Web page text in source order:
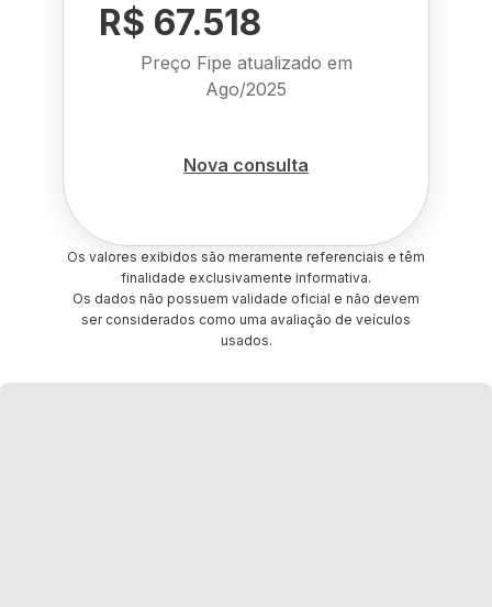
R$ 67.518
Preço Fipe atualizado em
Ago/2025
Nova consulta
Os valores exibidos são meramente referenciais e têm
finalidade exclusivamente informativa.
Os dados não possuem validade oficial e não devem
ser considerados como uma avaliação de veículos
usados.